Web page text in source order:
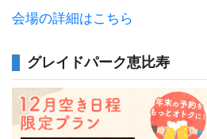
会場の詳細はこちら
グレイドパーク恵比寿